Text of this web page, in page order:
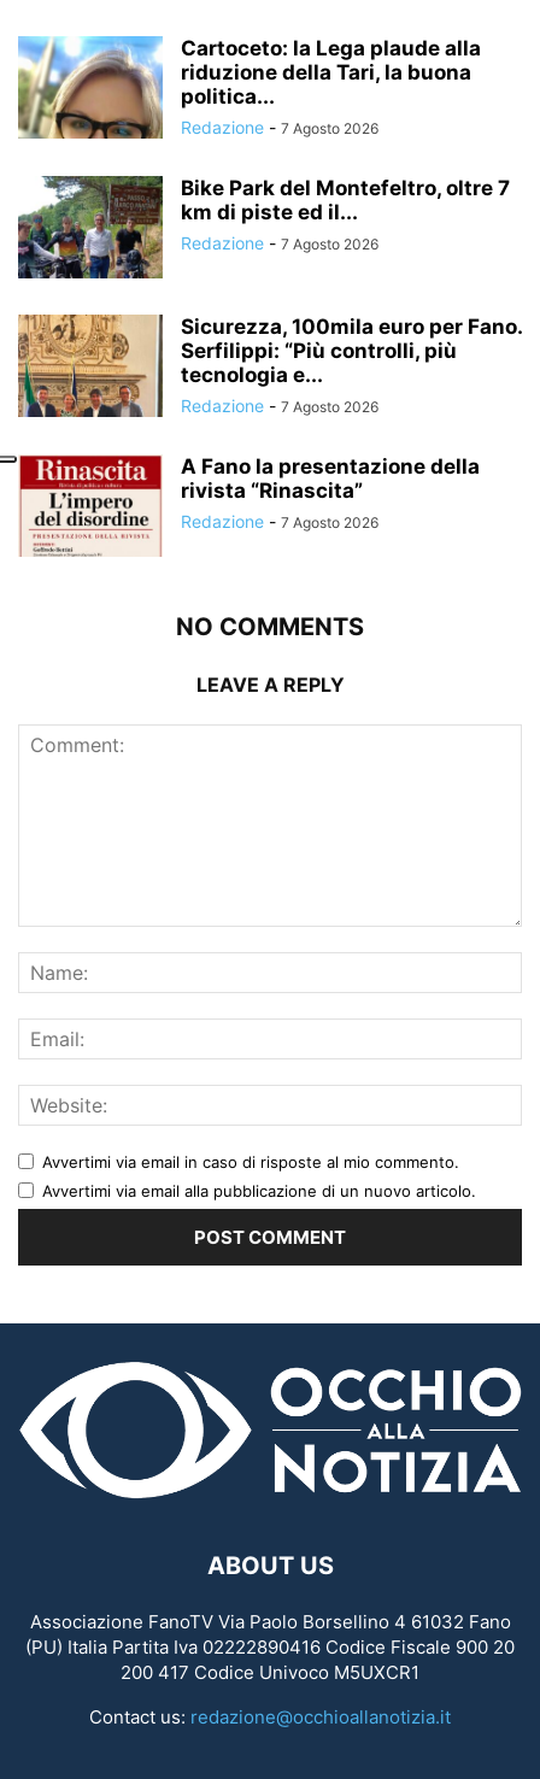
Cartoceto: la Lega plaude alla
riduzione della Tari, la buona
politica...
Redazione - 7 Agosto 2026
Bike Park del Montefeltro, oltre 7
km di piste ed il...
Redazione - 7 Agosto 2026
Sicurezza, 100mila euro per Fano.
Serfilippi: “Più controlli, più
tecnologia e...
Redazione - 7 Agosto 2026
A Fano la presentazione della
rivista “Rinascita”
Redazione - 7 Agosto 2026
NO COMMENTS
LEAVE A REPLY
Avvertimi via email in caso di risposte al mio commento.
Avvertimi via email alla pubblicazione di un nuovo articolo.
ABOUT US
Associazione FanoTV Via Paolo Borsellino 4 61032 Fano
(PU) Italia Partita Iva 02222890416 Codice Fiscale 900 20
200 417 Codice Univoco M5UXCR1
Contact us: redazione@occhioallanotizia.it